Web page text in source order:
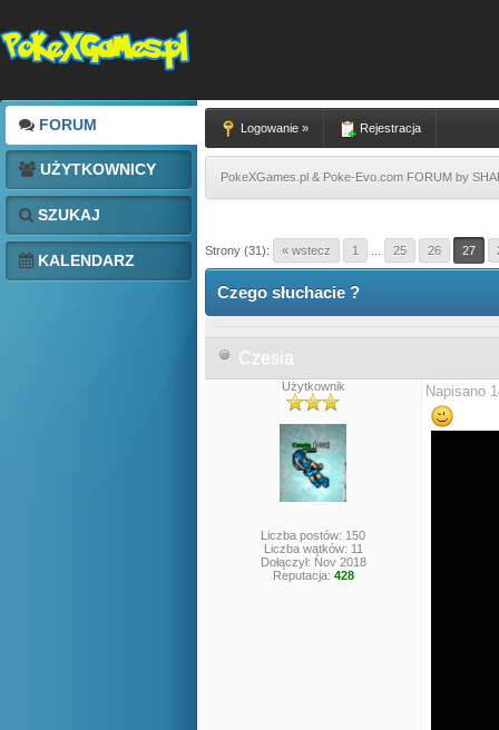
FORUM
UŻYTKOWNICY
SZUKAJ
KALENDARZ
Logowanie » Rejestracja
PokeXGames.pl & Poke-Evo.com FORUM by
Strony (31): « wstecz 1 25 26 27
Czego słuchacie ?
Czesia
Użytkownik
Liczba postów: 150
Liczba wątków: 11
Dołączył: Nov 2018
Reputacja: 428
Napisano